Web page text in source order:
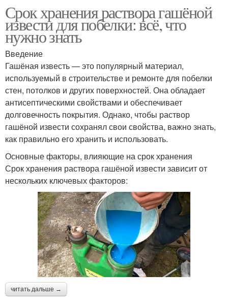
Срок хранения раствора гашёной
извести для побелки: всё, что
нужно знать
Введение
Гашёная известь — это популярный материал,
используемый в строительстве и ремонте для побелки
стен, потолков и других поверхностей. Она обладает
антисептическими свойствами и обеспечивает
долговечность покрытия. Однако, чтобы раствор
гашёной извести сохранял свои свойства, важно знать,
как правильно его хранить и использовать.
Основные факторы, влияющие на срок хранения
Срок хранения раствора гашёной извести зависит от
нескольких ключевых факторов:
читать дальше →